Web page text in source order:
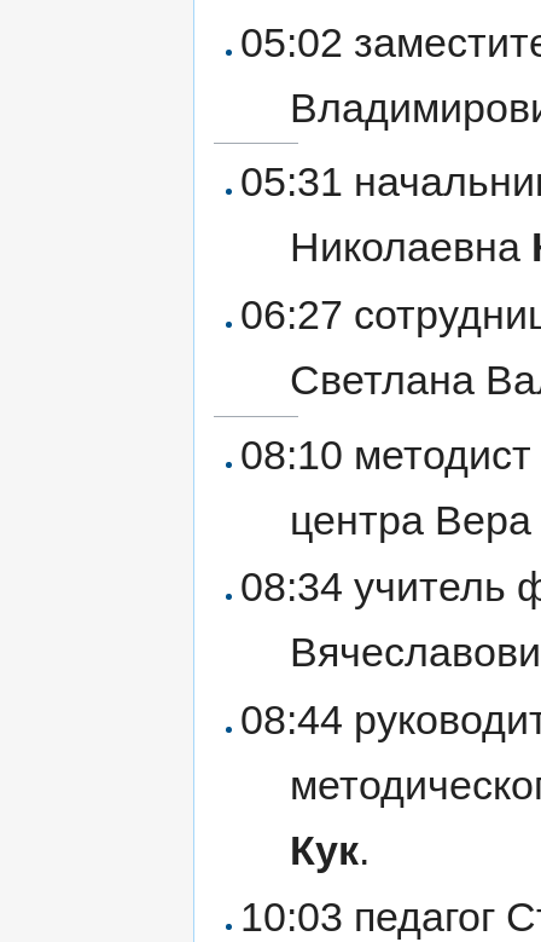
05:02
05:31
Николаевна
06:27
Светлана
08:10
центра
08:34 учитель
08:44
Кук.
10:03 педагог